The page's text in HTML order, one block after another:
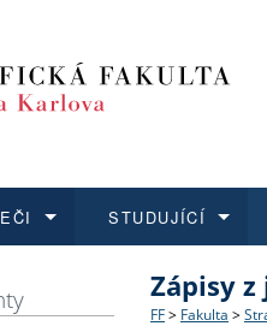
Struktura
Co
STUDUJÍCÍ
O vědě a
Aktuální
Zápisy
FF > Fakulta >